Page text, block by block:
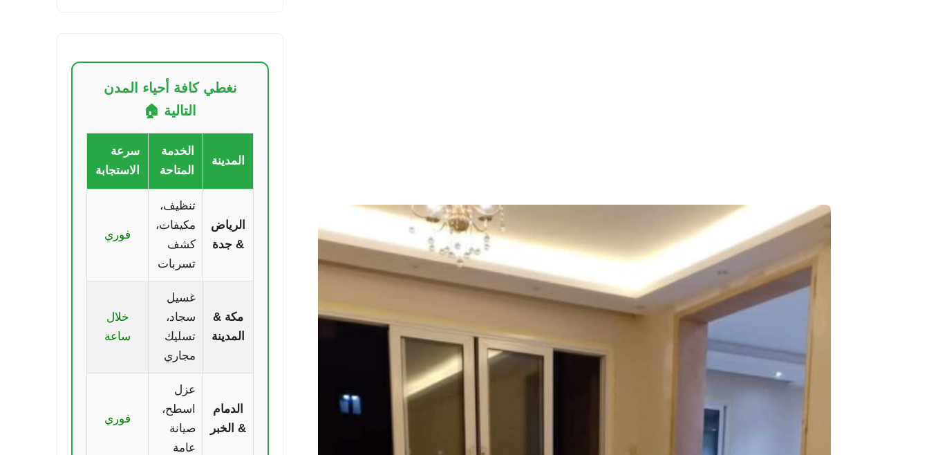
نغطي كافة أحياء المدن
التالية 🏠
المدينة
الخدمة
المتاحة
سرعة
الاستجابة
الرياض
& جدة
تنظيف،
مكيفات،
كشف
تسربات
فوري
مكة &
المدينة
غسيل
سجاد،
تسليك
مجاري
خلال
ساعة
الدمام
& الخبر
عزل
اسطح،
صيانة
عامة
فوري